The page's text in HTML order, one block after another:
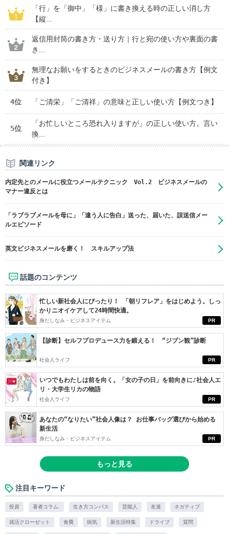
「行」を「御中」「様」に書き換える時の正しい消し方
【縦...
返信用封筒の書き方・送り方｜行と宛の使い方や裏面の書
き...
無理なお願いをするときのビジネスメールの書き方【例文
付き】
4位 「ご清栄」「ご清祥」の意味と正しい使い方【例文つき】
5位
「お忙しいところ恐れ入りますが」の正しい使い方。言い
換...
関連リンク
内定先とのメールに役立つメールテクニック Vol.2 ビジネスメールの
マナー違反とは
「ラブラブメールを母に」「違う人に告白」送った、届いた、誤送信メー
ルエピソード
英文ビジネスメールを磨く！ スキルアップ法
話題のコンテンツ
PR
忙しい新社会人にぴったり！ 「朝リフレア」をはじめよう。しっ
かりニオイケアして24時間快適。
身だしなみ・ビジネスアイテム
PR
【診断】セルフプロデュース力を鍛える！ “ジブン観”診断
社会人ライフ
PR
いつでもわたしは前を向く。「女の子の日」を前向きに♪社会人エ
リ・大学生リカの物語
社会人ライフ
PR
あなたの“なりたい”社会人像は？ お仕事バッグ選びから始める
新生活
身だしなみ・ビジネスアイテム
もっと見る
注目キーワード
投資 著者コラム. 生き方コンパス 芸能人 友達 ネガティブ
就活クローゼット 食費 病気 新生活特集 ドライブ 質問